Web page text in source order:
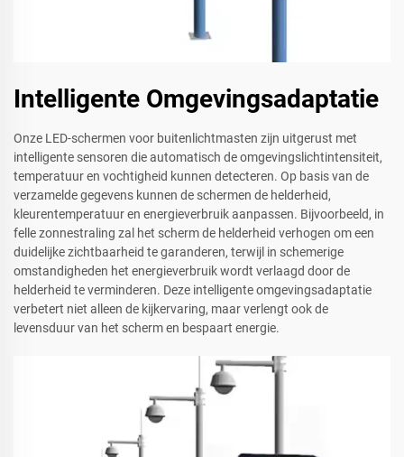
Intelligente Omgevingsadaptatie
Onze LED-schermen voor buitenlichtmasten zijn uitgerust met
intelligente sensoren die automatisch de omgevingslichtintensiteit,
temperatuur en vochtigheid kunnen detecteren. Op basis van de
verzamelde gegevens kunnen de schermen de helderheid,
kleurentemperatuur en energieverbruik aanpassen. Bijvoorbeeld, in
felle zonnestraling zal het scherm de helderheid verhogen om een
duidelijke zichtbaarheid te garanderen, terwijl in schemerige
omstandigheden het energieverbruik wordt verlaagd door de
helderheid te verminderen. Deze intelligente omgevingsadaptatie
verbetert niet alleen de kijkervaring, maar verlengt ook de
levensduur van het scherm en bespaart energie.